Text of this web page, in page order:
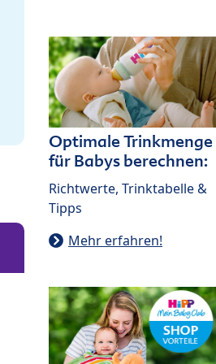
Optimale Trinkmenge
für Babys berechnen:
Richtwerte, Trinktabelle &
Tipps
Mehr erfahren!